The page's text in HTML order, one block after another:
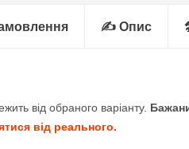
✍ Опис
від обраного варіанту.
від реального.